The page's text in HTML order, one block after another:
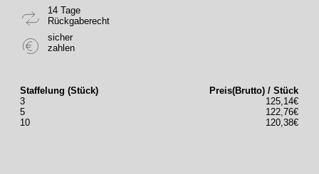
14 Tage
Rückgaberecht
sicher
zahlen
Staffelung (Stück)
Preis(Brutto) / Stück
3
125,14€
5
122,76€
10
120,38€